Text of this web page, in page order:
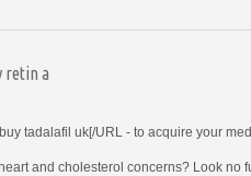
retin a
tadalafil uk[/URL - to acquire your
and cholesterol concerns? Look no